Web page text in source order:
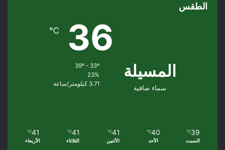
الطقس
المسيلة
سماء صافية
36
℃
39º - 33º
23%
3.71 كيلومتر/ساعة
39
℃
السبت
40
℃
الأحد
41
℃
الأثنين
41
℃
الثلاثاء
41
℃
الأربعاء